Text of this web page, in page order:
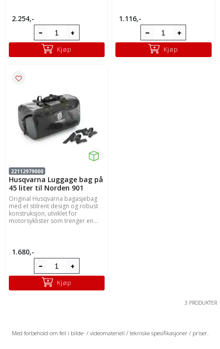
2.254,-
Kjøp
1.116,-
Kjøp
22112979000
Husqvarna Luggage bag på
45 liter til Norden 901
Original Husqvarna bagasjebag
med et stilrent design og robust
konstruksjon, utviklet for
motorsyklister som trenger en...
1.680,-
Kjøp
3 PRODUKTER
Med forbehold om feil i bilde- / videomateriell / tekniske spesifikasjoner / priser.